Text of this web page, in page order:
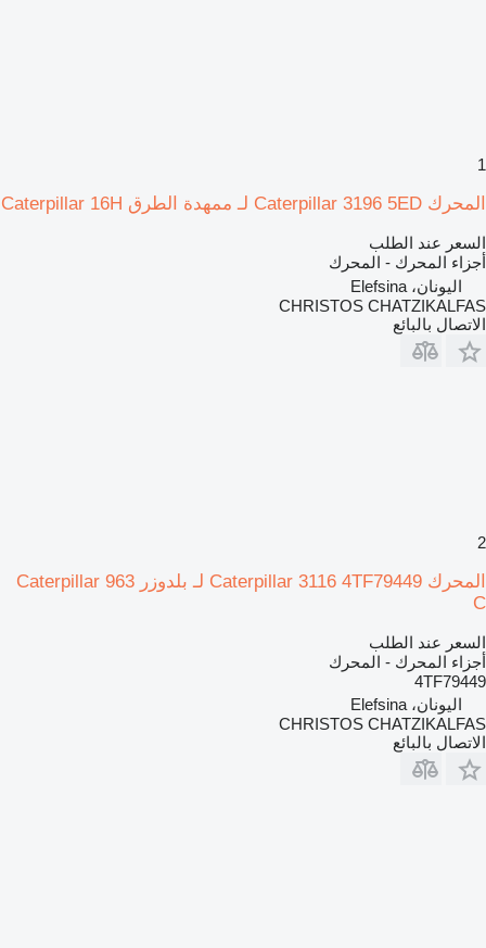
1
المحرك Caterpillar 3196 5ED لـ ممهدة الطرق Caterpillar 16H
السعر عند الطلب
أجزاء المحرك - المحرك
اليونان، Elefsina
CHRISTOS CHATZIKALFAS
الاتصال بالبائع
2
المحرك Caterpillar 3116 4TF79449 لـ بلدوزر Caterpillar 963
C
السعر عند الطلب
أجزاء المحرك - المحرك
4TF79449
اليونان، Elefsina
CHRISTOS CHATZIKALFAS
الاتصال بالبائع